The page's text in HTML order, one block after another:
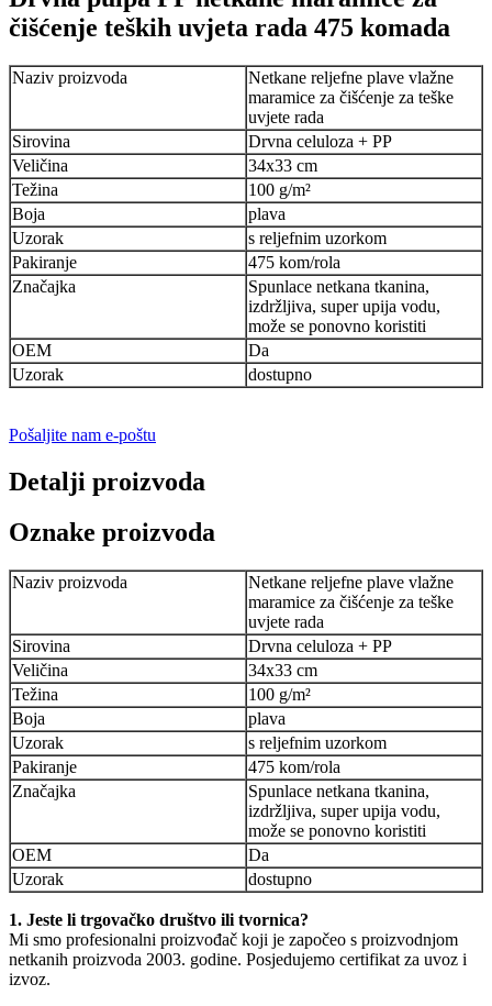
čišćenje teških uvjeta rada 475 komada
Naziv proizvoda
Netkane reljefne plave vlažne
maramice za čišćenje za teške
uvjete rada
Sirovina
Drvna celuloza + PP
Veličina
34x33 cm
Težina
100 g/m²
Boja
plava
Uzorak
s reljefnim uzorkom
Pakiranje
475 kom/rola
Značajka
Spunlace netkana tkanina,
izdržljiva, super upija vodu,
može se ponovno koristiti
OEM
Da
Uzorak
dostupno
Pošaljite nam e-poštu
Detalji proizvoda
Oznake proizvoda
Naziv proizvoda
Netkane reljefne plave vlažne
maramice za čišćenje za teške
uvjete rada
Sirovina
Drvna celuloza + PP
Veličina
34x33 cm
Težina
100 g/m²
Boja
plava
Uzorak
s reljefnim uzorkom
Pakiranje
475 kom/rola
Značajka
Spunlace netkana tkanina,
izdržljiva, super upija vodu,
može se ponovno koristiti
OEM
Da
Uzorak
dostupno
1. Jeste li trgovačko društvo ili tvornica?
Mi smo profesionalni proizvođač koji je započeo s proizvodnjom
netkanih proizvoda 2003. godine. Posjedujemo certifikat za uvoz i
izvoz.